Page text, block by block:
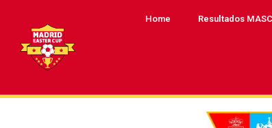
Home Resultados